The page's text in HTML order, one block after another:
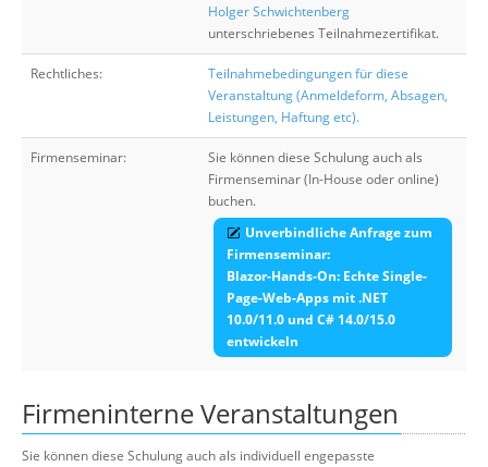
Holger Schwichtenberg
unterschriebenes Teilnahmezertifikat.
Rechtliches:
Teilnahmebedingungen für diese
Veranstaltung (Anmeldeform, Absagen,
Leistungen, Haftung etc).
Firmenseminar:
Sie können diese Schulung auch als
Firmenseminar (In-House oder online)
buchen.
Unverbindliche Anfrage zum
Firmenseminar:
Blazor-Hands-On: Echte Single-
Page-Web-Apps mit .NET
10.0/11.0 und C# 14.0/15.0
entwickeln
Firmeninterne Veranstaltungen
Sie können diese Schulung auch als individuell engepasste